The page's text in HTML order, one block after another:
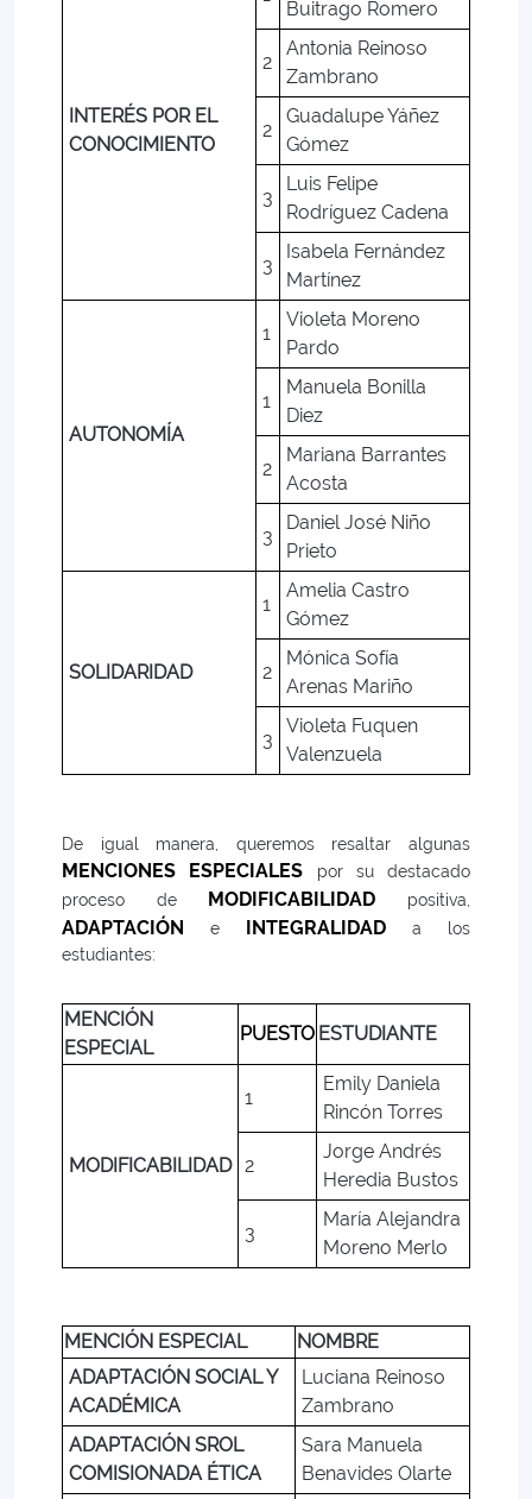
INTERÉS POR EL
CONOCIMIENTO
Buitrago Romero
2
Antonia Reinoso
Zambrano
2
Guadalupe Yáñez
Gómez
3
Luis Felipe
Rodríguez Cadena
3
Isabela Fernández
Martínez
AUTONOMÍA
1
Violeta Moreno
Pardo
1
Manuela Bonilla
Diez
2
Mariana Barrantes
Acosta
3
Daniel José Niño
Prieto
SOLIDARIDAD
1
Amelia Castro
Gómez
2
Mónica Sofía
Arenas Mariño
3
Violeta Fuquen
Valenzuela
De igual manera, queremos resaltar algunas
MENCIONES ESPECIALES por su destacado
proceso de
MODIFICABILIDAD positiva,
ADAPTACIÓN e INTEGRALIDAD a los
estudiantes:
MENCIÓN
ESPECIAL
PUESTO ESTUDIANTE
MODIFICABILIDAD
1
Emily Daniela
Rincón Torres
2
Jorge Andrés
Heredia Bustos
3
María Alejandra
Moreno Merlo
MENCIÓN ESPECIAL
NOMBRE
ADAPTACIÓN SOCIAL Y
ACADÉMICA
Luciana Reinoso
Zambrano
ADAPTACIÓN SROL
COMISIONADA ÉTICA
Sara Manuela
Benavides Olarte